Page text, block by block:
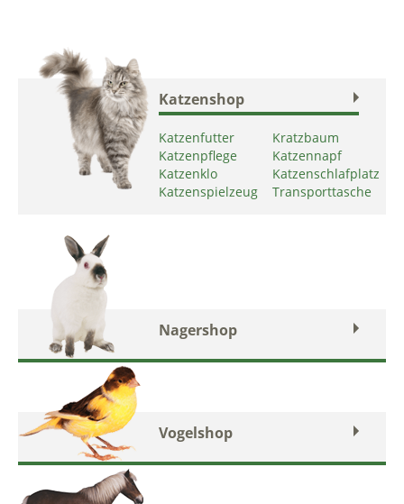
Katzenshop
Katzenfutter
Katzenpflege
Katzenklo
Katzenspielzeug
Kratzbaum
Katzennapf
Katzenschlafplatz
Transporttasche
Nagershop
Vogelshop